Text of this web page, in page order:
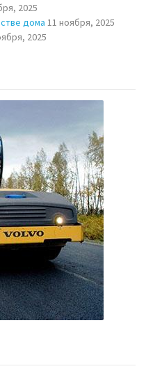
2025
дома 11 ноября, 2025
2025